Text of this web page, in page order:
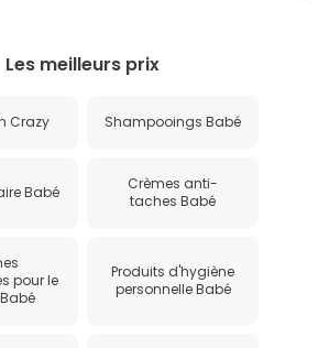
Les meilleurs prix
Crazy Shampooings Babé
Babé
Crèmes anti-
taches Babé
pour le
Produits d'hygiène
personnelle Babé